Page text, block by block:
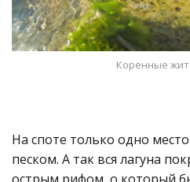
Коренные
На споте только одно
песком. А так вся лагуна